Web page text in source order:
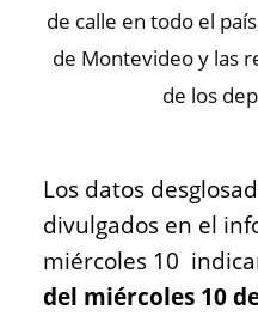
de calle en todo el
de Montevideo y las
de los
Los datos
divulgados en el
miércoles 10
del miércoles 10